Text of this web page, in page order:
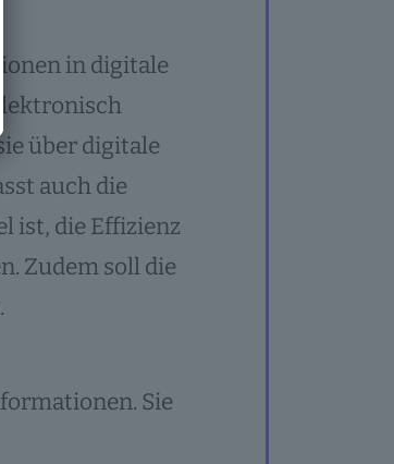
in digitale
über digitale
auch die
ist, die Effizienz
Zudem soll die
Sie